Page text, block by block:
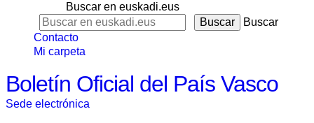
Buscar en euskadi.eus
Buscar
Contacto
Mi carpeta
Boletín Oficial del País Vasco
Sede electrónica